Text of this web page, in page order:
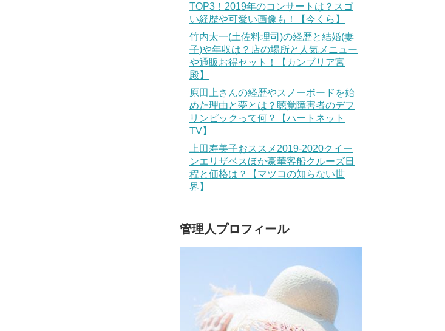
TOP3！2019年のコンサートは？スゴ
い経歴や可愛い画像も！【今くら】
竹内太一(土佐料理司)の経歴と結婚(妻
子)や年収は？店の場所と人気メニュー
や通販お得セット！【カンブリア宮
殿】
原田上さんの経歴やスノーボードを始
めた理由と夢とは？聴覚障害者のデフ
リンピックって何？【ハートネット
TV】
上田寿美子おススメ2019-2020クイー
ンエリザベスほか豪華客船クルーズ日
程と価格は？【マツコの知らない世
界】
管理人プロフィール